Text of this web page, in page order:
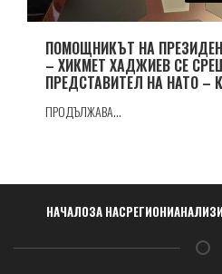
ПОМОЩНИКЪТ НА
– ХИКМЕТ ХАДЖИЕВ СЕ
ПРЕДСТАВИТЕЛ НА НАТО –
ПРОДЪЛЖАВА...
Навигация
НАЧАЛОЗА НАСРЕГИОНИАНАЛИЗИ